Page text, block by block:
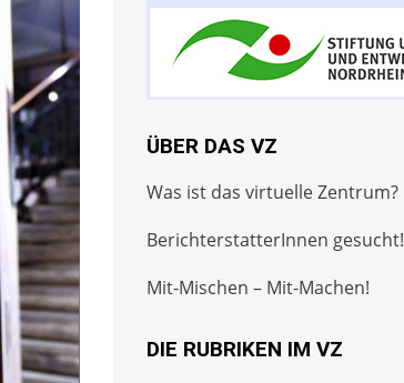
ÜBER DAS VZ
Was ist das virtuelle Zentrum?
BerichterstatterInnen gesucht!
Mit-Mischen – Mit-Machen!
DIE RUBRIKEN IM VZ